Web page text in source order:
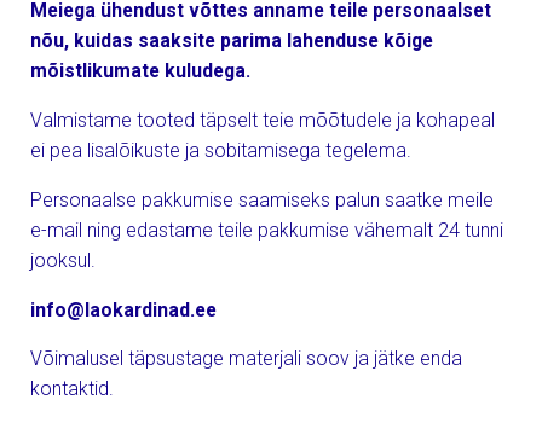
Meiega ühendust võttes anname teile personaalset
nõu, kuidas saaksite parima lahenduse kõige
mõistlikumate kuludega.
Valmistame tooted täpselt teie mõõtudele ja kohapeal
ei pea lisalõikuste ja sobitamisega tegelema.
Personaalse pakkumise saamiseks palun saatke meile
e-mail ning edastame teile pakkumise vähemalt 24 tunni
jooksul.
info@laokardinad.ee
Võimalusel täpsustage materjali soov ja jätke enda
kontaktid.